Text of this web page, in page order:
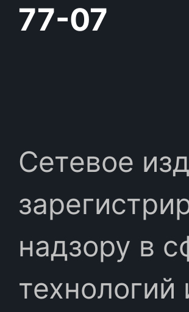
77-07
Сетевое
надзору в